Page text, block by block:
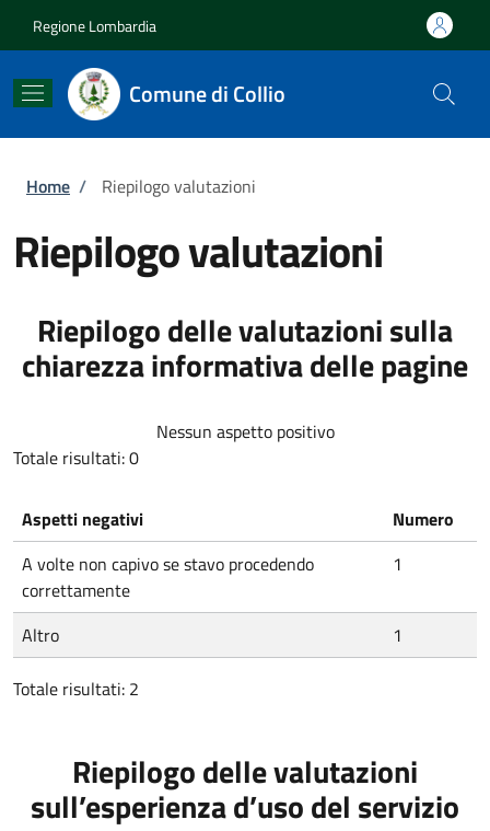
Regione Lombardia
Comune di Collio
Briciole di pane
Home / Riepilogo valutazioni
Riepilogo valutazioni
Riepilogo delle valutazioni sulla
chiarezza informativa delle pagine
Nessun aspetto positivo
Totale risultati: 0
Aspetti negativi
Numero
A volte non capivo se stavo procedendo
correttamente
1
Altro 1
Totale risultati: 2
Riepilogo delle valutazioni
sull’esperienza d’uso del servizio